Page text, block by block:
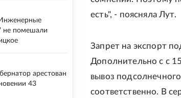
есть", - поясняла Лут.
Запрет на экспорт
Дополнительно с с
вывоз
соответственно. В
не помешали
арестован
43